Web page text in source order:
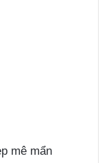
mê mẩn